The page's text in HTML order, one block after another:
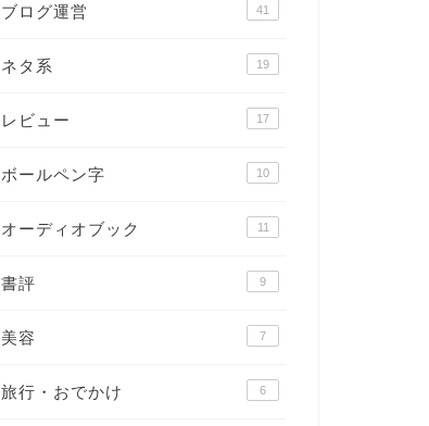
ブログ運営 41
ネタ系 19
レビュー 17
ボールペン字 10
オーディオブック 11
書評 9
美容 7
旅行・おでかけ 6